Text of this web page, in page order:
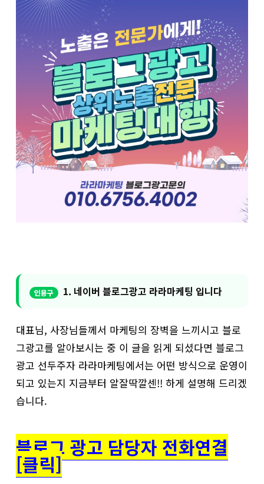
1. 네이버 블로그광고 라라마케팅 입니다
대표님, 사장님들께서 마케팅의 장벽을 느끼시고 블로
그광고를 알아보시는 중 이 글을 읽게 되셨다면 블로그
광고 선두주자 라라마케팅에서는 어떤 방식으로 운영이
되고 있는지 지금부터 알잘딱깔센!! 하게 설명해 드리겠
습니다.
블로그 광고 담당자 전화연결
[클릭]